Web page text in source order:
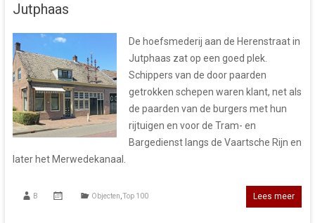
Jutphaas
De hoefsmederij aan de Herenstraat in
Jutphaas zat op een goed plek.
Schippers van de door paarden
getrokken schepen waren klant, net als
de paarden van de burgers met hun
rijtuigen en voor de Tram- en
Bargedienst langs de Vaartsche Rijn en
later het Merwedekanaal.
B Objecten Top 100 Lees meer